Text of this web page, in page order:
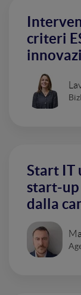
criteri
Start IT
start-
dalla